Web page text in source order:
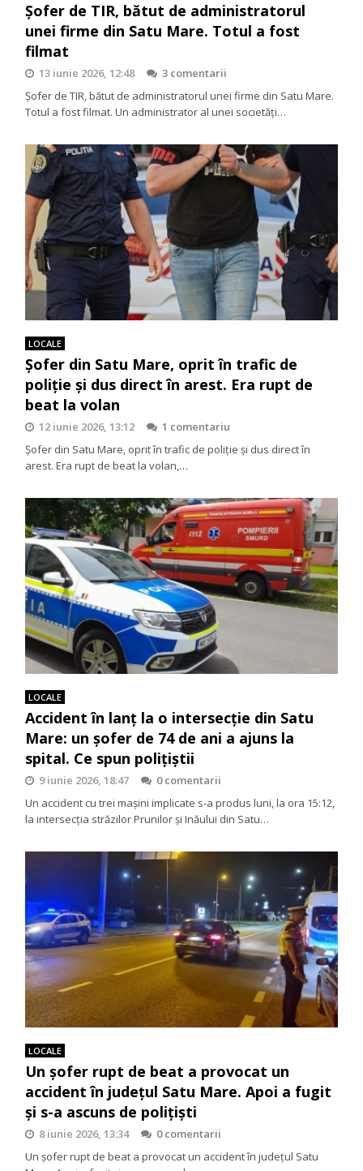
Șofer de TIR, bătut de administratorul
unei firme din Satu Mare. Totul a fost
filmat
13 iunie 2026, 12:48
3 comentarii
Șofer de TIR, bătut de administratorul unei firme din Satu Mare.
Totul a fost filmat. Un administrator al unei societăţi…
LOCALE
Șofer din Satu Mare, oprit în trafic de
poliție și dus direct în arest. Era rupt de
beat la volan
12 iunie 2026, 13:12
1 comentariu
Șofer din Satu Mare, oprit în trafic de poliție și dus direct în
arest. Era rupt de beat la volan,…
LOCALE
Accident în lanț la o intersecție din Satu
Mare: un șofer de 74 de ani a ajuns la
spital. Ce spun polițiștii
9 iunie 2026, 18:47
0 comentarii
Un accident cu trei mașini implicate s-a produs luni, la ora 15:12,
la intersecția străzilor Prunilor și Inăului din Satu…
LOCALE
Un șofer rupt de beat a provocat un
accident în județul Satu Mare. Apoi a fugit
și s-a ascuns de polițiști
8 iunie 2026, 13:34
0 comentarii
Un șofer rupt de beat a provocat un accident în județul Satu